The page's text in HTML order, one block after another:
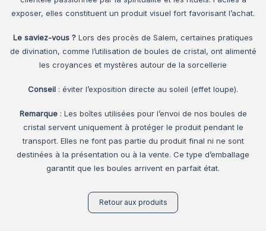
exposer, elles constituent un produit visuel fort favorisant l’achat.
Le saviez-vous ? Lors des procès de Salem, certaines pratiques
de divination, comme l’utilisation de boules de cristal, ont alimenté
les croyances et mystères autour de la sorcellerie
Conseil : éviter l’exposition directe au soleil (effet loupe).
Remarque : Les boîtes utilisées pour l’envoi de nos boules de
cristal servent uniquement à protéger le produit pendant le
transport. Elles ne font pas partie du produit final ni ne sont
destinées à la présentation ou à la vente. Ce type d’emballage
garantit que les boules arrivent en parfait état.
Retour aux produits